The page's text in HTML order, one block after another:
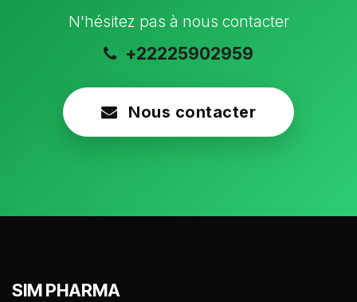
N'hésitez pas à nous contacter
+22225902959
Nous contacter
SIM PHARMA